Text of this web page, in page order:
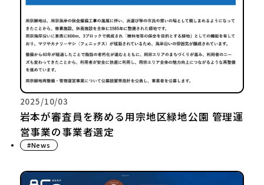
2025/10/03
岩本が審査員を務める用宗地区緑地公園 管理運
営事業の事業者選定
#News